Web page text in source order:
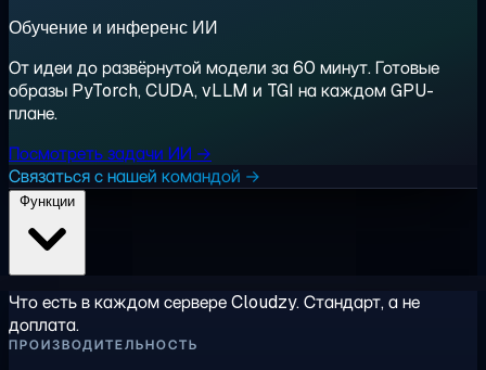
Обучение и инференс ИИ
От идеи до развёрнутой модели за 60 минут. Готовые
образы PyTorch, CUDA, vLLM и TGI на каждом GPU-
плане.
Посмотреть задачи ИИ →
Связаться с нашей командой →
Что есть в каждом сервере Cloudzy. Стандарт, а не
доплата.
ПРОИЗВОДИТЕЛЬНОСТЬ